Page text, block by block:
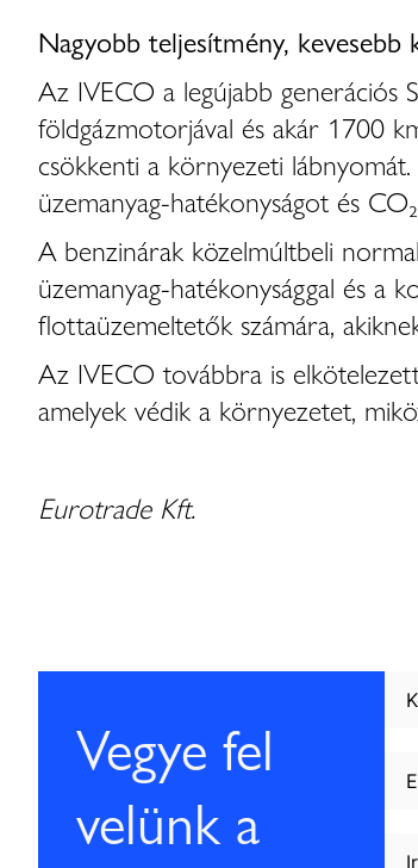
Nagyobb teljesítmény, kevesebb
Az IVECO a legújabb
földgázmotorjával és akár 1700
csökkenti a környezeti
üzemanyag-hatékonyságot és
A benzinárak közelmúltbeli
üzemanyag-hatékonysággal és a
flottaüzemeltetők számára,
Az IVECO továbbra is
amelyek védik a környezetet,
Eurotrade Kft.
Vegye fel
velünk a